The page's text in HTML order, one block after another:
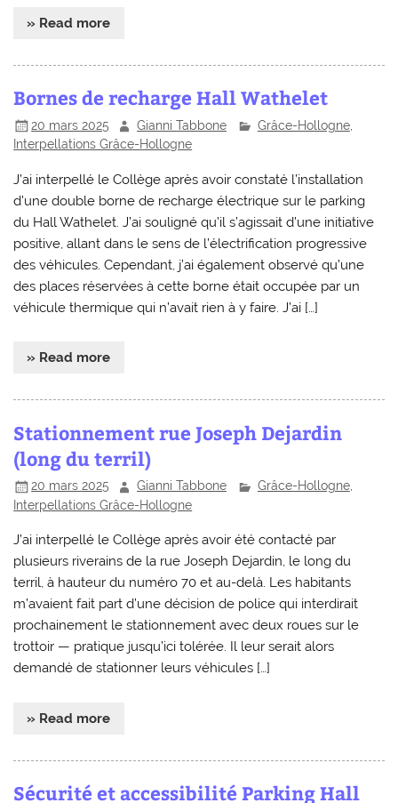
» Read more
Bornes de recharge Hall Wathelet
20 mars 2025 Gianni Tabbone Grâce-Hollogne,
Interpellations Grâce-Hollogne
J’ai interpellé le Collège après avoir constaté l’installation
d’une double borne de recharge électrique sur le parking
du Hall Wathelet. J’ai souligné qu’il s’agissait d’une initiative
positive, allant dans le sens de l’électrification progressive
des véhicules. Cependant, j’ai également observé qu’une
des places réservées à cette borne était occupée par un
véhicule thermique qui n’avait rien à y faire. J’ai […]
» Read more
Stationnement rue Joseph Dejardin
(long du terril)
20 mars 2025 Gianni Tabbone Grâce-Hollogne,
Interpellations Grâce-Hollogne
J’ai interpellé le Collège après avoir été contacté par
plusieurs riverains de la rue Joseph Dejardin, le long du
terril, à hauteur du numéro 70 et au-delà. Les habitants
m’avaient fait part d’une décision de police qui interdirait
prochainement le stationnement avec deux roues sur le
trottoir — pratique jusqu’ici tolérée. Il leur serait alors
demandé de stationner leurs véhicules […]
» Read more
Sécurité et accessibilité Parking Hall